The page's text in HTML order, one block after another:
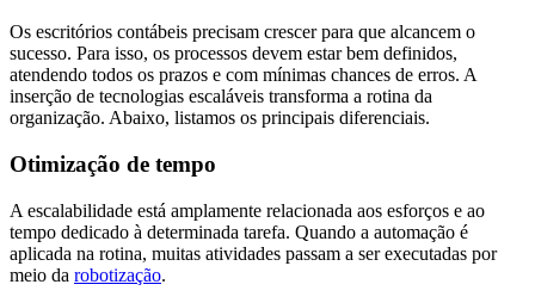
Os escritórios contábeis precisam crescer para que alcancem o
sucesso. Para isso, os processos devem estar bem definidos,
atendendo todos os prazos e com mínimas chances de erros. A
inserção de tecnologias escaláveis transforma a rotina da
organização. Abaixo, listamos os principais diferenciais.
Otimização de tempo
A escalabilidade está amplamente relacionada aos esforços e ao
tempo dedicado à determinada tarefa. Quando a automação é
aplicada na rotina, muitas atividades passam a ser executadas por
meio da robotização.